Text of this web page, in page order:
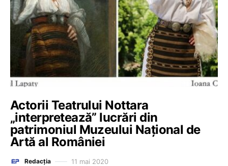
Actorii Teatrului Nottara
„interpretează” lucrări din
patrimoniul Muzeului Național de
Artă al României
Redacția 11 mai 2020